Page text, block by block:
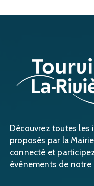
Découvrez toutes
proposés par la
connecté et
évènements de notre